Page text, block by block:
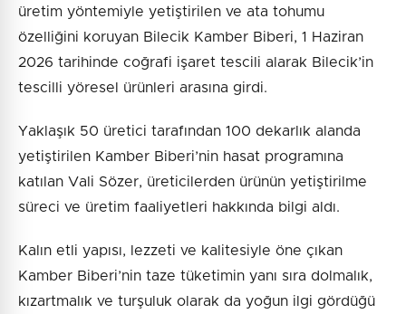
üretim yöntemiyle yetiştirilen ve ata tohumu
özelliğini koruyan Bilecik Kamber Biberi, 1 Haziran
2026 tarihinde coğrafi işaret tescili alarak Bilecik’in
tescilli yöresel ürünleri arasına girdi.
Yaklaşık 50 üretici tarafından 100 dekarlık alanda
yetiştirilen Kamber Biberi’nin hasat programına
katılan Vali Sözer, üreticilerden ürünün yetiştirilme
süreci ve üretim faaliyetleri hakkında bilgi aldı.
Kalın etli yapısı, lezzeti ve kalitesiyle öne çıkan
Kamber Biberi’nin taze tüketimin yanı sıra dolmalık,
kızartmalık ve turşuluk olarak da yoğun ilgi gördüğü